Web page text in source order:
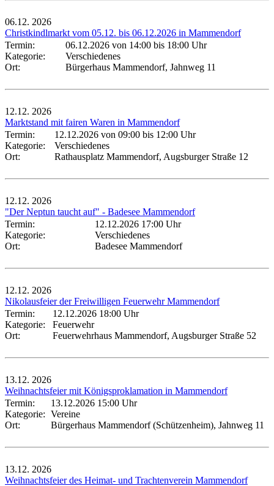
06.12. 2026
Christkindlmarkt vom 05.12. bis 06.12.2026 in Mammendorf
Termin:
06.12.2026 von 14:00 bis 18:00 Uhr
Kategorie:
Verschiedenes
Ort:
Bürgerhaus Mammendorf, Jahnweg 11
12.12. 2026
Marktstand mit fairen Waren in Mammendorf
Termin:
12.12.2026 von 09:00 bis 12:00 Uhr
Kategorie:
Verschiedenes
Ort:
Rathausplatz Mammendorf, Augsburger Straße 12
12.12. 2026
"Der Neptun taucht auf" - Badesee Mammendorf
Termin:
12.12.2026 17:00 Uhr
Kategorie:
Verschiedenes
Ort:
Badesee Mammendorf
12.12. 2026
Nikolausfeier der Freiwilligen Feuerwehr Mammendorf
Termin:
12.12.2026 18:00 Uhr
Kategorie:
Feuerwehr
Ort:
Feuerwehrhaus Mammendorf, Augsburger Straße 52
13.12. 2026
Weihnachtsfeier mit Königsproklamation in Mammendorf
Termin:
13.12.2026 15:00 Uhr
Kategorie: Vereine
Ort:
Bürgerhaus Mammendorf (Schützenheim), Jahnweg 11
13.12. 2026
Weihnachtsfeier des Heimat- und Trachtenverein Mammendorf